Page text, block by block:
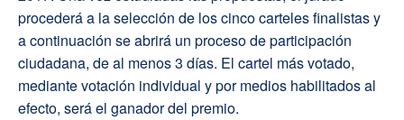
procederá a la selección de los cinco carteles finalistas y
a continuación se abrirá un proceso de participación
ciudadana, de al menos 3 días. El cartel más votado,
mediante votación individual y por medios habilitados al
efecto, será el ganador del premio.